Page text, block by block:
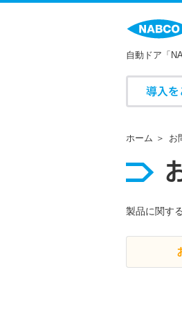
自動ドア「
導入
ホーム お
製品に関す